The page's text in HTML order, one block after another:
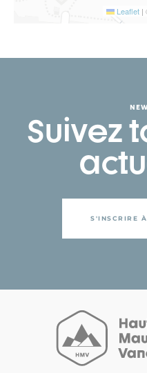
Leaflet |
Suivez
S'INSCRIRE